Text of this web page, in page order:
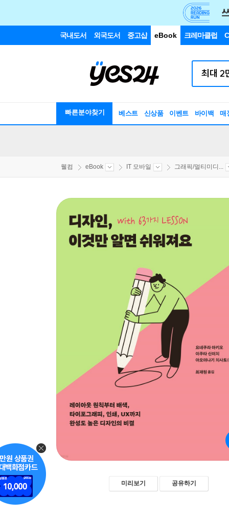
국내도서 외국도서 중고샵 eBook 크레마클럽
빠른분야찾기 베스트 신상품 이벤트 바이백 매
웰컴 eBook IT 모바일 그래픽/멀티미디...
미리보기 공유하기